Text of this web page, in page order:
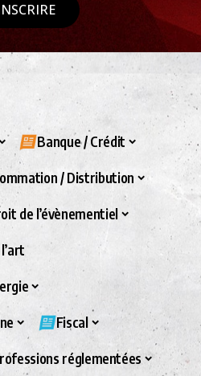
Banque / Crédit
/ Distribution
de l’évènementiel
Fiscal
réglementées